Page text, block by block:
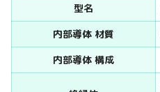
型名
内部導体 材質
内部導体 構成